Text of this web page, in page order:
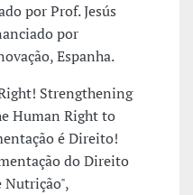
por Prof. Jesús
por
Espanha.
Strengthening
Human Right to
é Direito!
do Direito
Nutrição",